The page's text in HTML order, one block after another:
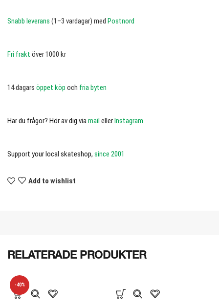
Snabb leverans (1–3 vardagar) med Postnord
Fri frakt över 1000 kr
14 dagars öppet köp och fria byten
Har du frågor? Hör av dig viamail ellerInstagram
Support your local skateshop, since 2001
Add to wishlist
RELATERADE PRODUKTER
-40%